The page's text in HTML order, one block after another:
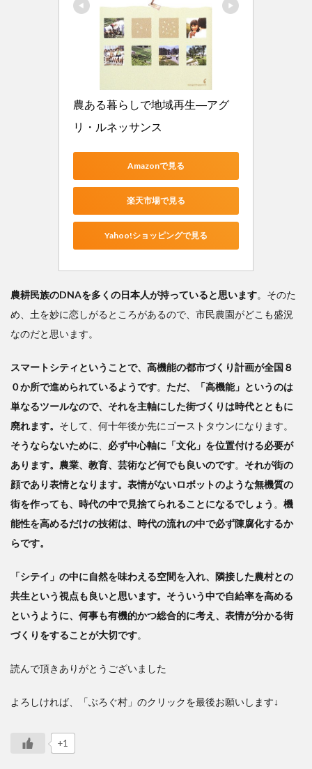
農ある暮らしで地域再生―アグ
リ・ルネッサンス
Amazonで見る
楽天市場で見る
Yahoo!ショッピングで見る
農耕民族のDNAを多くの日本人が持っていると思います。そのた
め、土を妙に恋しがるところがあるので、市民農園がどこも盛況
なのだと思います。
スマートシティということで、高機能の都市づくり計画が全国８
０か所で進められているようです。 ただ、「高機能」というのは
単なるツールなので、それを主軸にした街づくりは時代とともに
廃れます。 そして、何十年後か先にゴーストタウンになります。
そうならないために
必ず中心軸に「文化」を位置付ける必要が
あります。農業、教育、芸術など何でも良いのです。 それが街の
顔であり表情となります。表情がないロボットのような無機質の
街を作っても、時代の中で見捨てられることになるでしょう 。 機
能性を高めるだけの技術は、時代の流れの中で必ず陳腐化するか
らです。
「シテイ」の中に自然を味わえる空間を入れ、隣接した農村との
共生という視点も良いと思います。そういう中で自給率を高める
というように、何事も有機的かつ総合的に考え、表情が分かる街
づくりをすることが大切です。
読んで頂きありがとうございました
よろしければ、「ぶろぐ村」のクリックを最後お願いします↓
+1